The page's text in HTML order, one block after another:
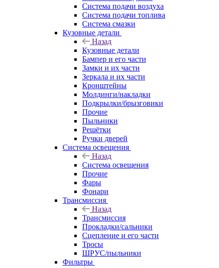
Система подачи воздуха
Система подачи топлива
Система смазки
Кузовные детали
Назад
Кузовные детали
Бампер и его части
Замки и их части
Зеркала и их части
Кронштейны
Молдинги/накладки
Подкрылки/брызговики
Прочие
Пыльники
Решётки
Ручки дверей
Система освещения
Назад
Система освещения
Прочие
Фары
Фонари
Трансмиссия
Назад
Трансмиссия
Прокладки/сальники
Сцепление и его части
Тросы
ШРУС/пыльники
Фильтры